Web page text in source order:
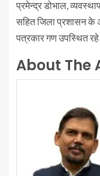
प्रमेन्द्र डोभाल,
सहित जिला प्रशासन के
पत्रकार गण उपस्थित
About The